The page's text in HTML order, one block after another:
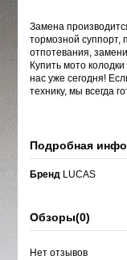
Замена
тормозной суппорт,
отпотевания,
Купить мото колодки
нас уже сегодня!
технику, мы всегда
Подробная
Бренд LUCAS
Обзоры(0)
Нет отзывов